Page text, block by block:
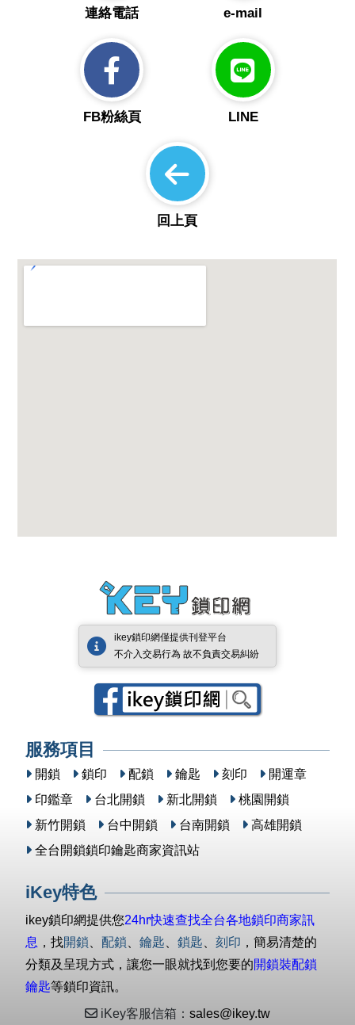
連絡電話 e-mail
FB粉絲頁 LINE
回上頁
ikey鎖印網僅提供刊登平台
不介入交易行為 故不負責交易糾紛
服務項目
開鎖 鎖印 配鎖 鑰匙 刻印
開運章
印鑑章
台北開鎖 新北開鎖
桃園開鎖
新竹開鎖
台中開鎖 台南開鎖
高雄開鎖
全台開鎖鎖印鑰匙商家資訊站
iKey特色
ikey鎖印網提供您24hr快速查找全台各地鎖印商家訊
息 ，找開鎖、 配鎖、鑰匙、鎖匙、刻印 ，簡易清楚的
分類及呈現方式，讓您一眼就找到您要的開鎖裝配鎖
鑰匙等鎖印資訊。
iKey客服信箱： sales@ikey.tw